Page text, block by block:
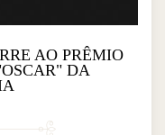
AO PRÊMIO
DA